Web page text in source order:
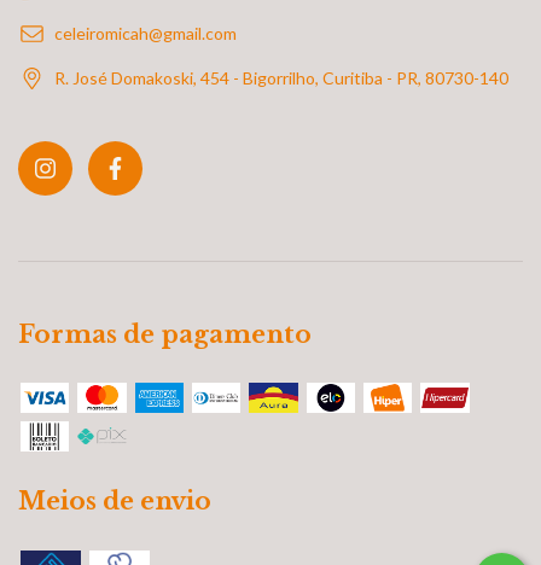
celeiromicah@gmail.com
R. José Domakoski, 454 - Bigorrilho, Curitiba - PR, 80730-140
Formas de pagamento
Meios de envio